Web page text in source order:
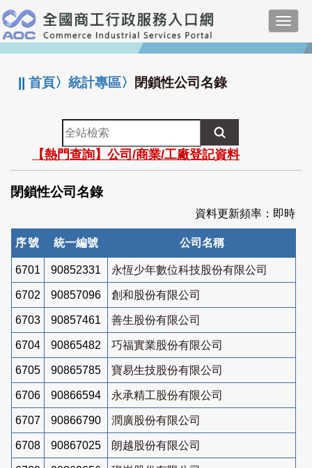
跳
到
主
要
:::
||首頁〉統計專區〉 閉鎖性公司名錄
全
站
檢
索
【熱門查詢】公司/商業/工廠登記資料
閉鎖性公司名錄
資料更新頻率：即時
序號 統一編號 公司名稱
6701 90852331 永恆少年數位科技股份有限公司
6702 90857096 創和股份有限公司
6703 90857461 善生股份有限公司
6704 90865482 巧福實業股份有限公司
6705 90865785 寶易生技股份有限公司
6706 90866594 永承精工股份有限公司
6707 90866790 潤廣股份有限公司
6708 90867025 朗越股份有限公司